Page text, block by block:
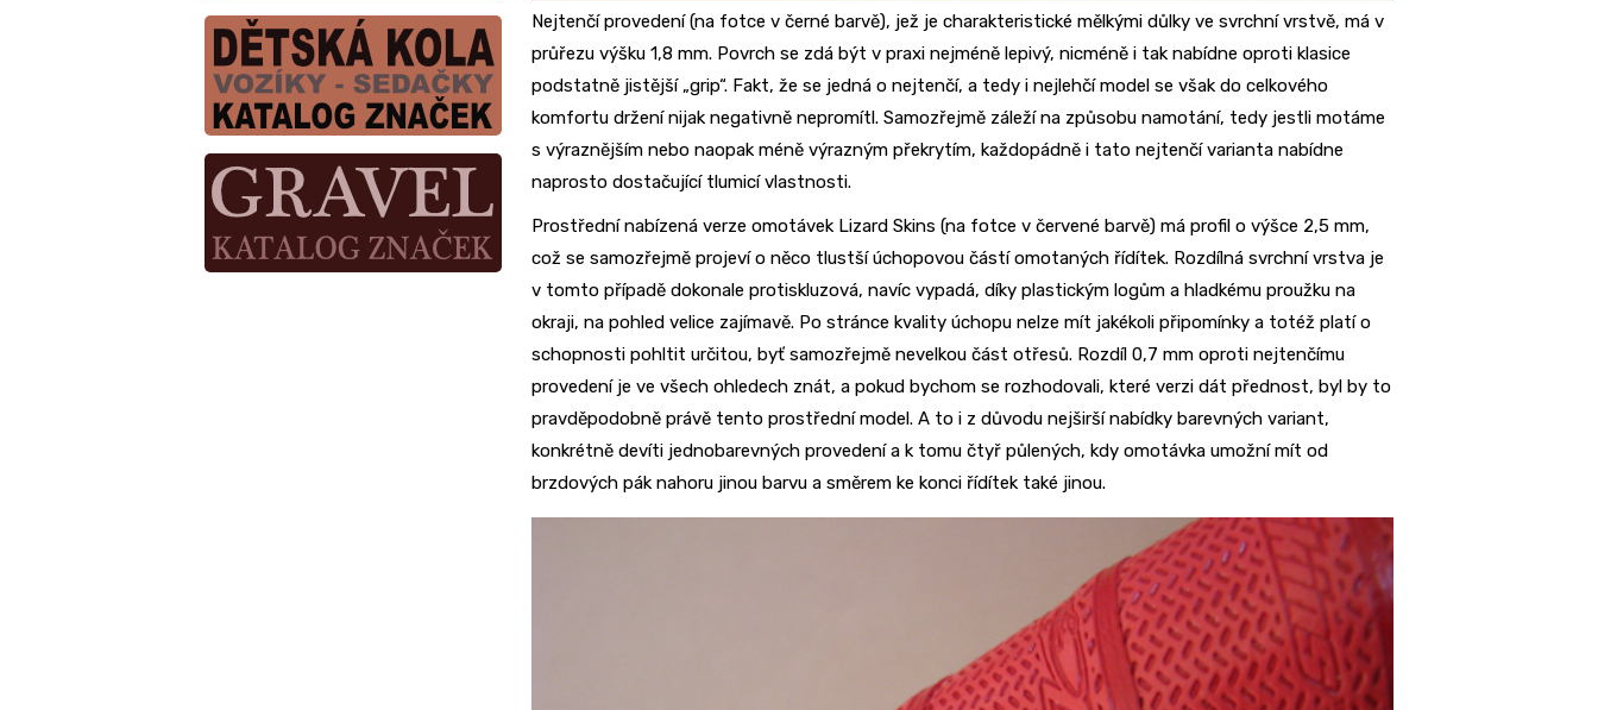
Nejtenčí provedení (na fotce v černé barvě), jež je charakteristické mělkými důlky ve svrchní vrstvě, má v
průřezu výšku 1,8 mm. Povrch se zdá být v praxi nejméně lepivý, nicméně i tak nabídne oproti klasice
podstatně jistější „grip“. Fakt, že se jedná o nejtenčí, a tedy i nejlehčí model se však do celkového
komfortu držení nijak negativně nepromítl. Samozřejmě záleží na způsobu namotání, tedy jestli motáme
s výraznějším nebo naopak méně výrazným překrytím, každopádně i tato nejtenčí varianta nabídne
naprosto dostačující tlumicí vlastnosti.
Prostřední nabízená verze omotávek Lizard Skins (na fotce v červené barvě) má profil o výšce 2,5 mm,
což se samozřejmě projeví o něco tlustší úchopovou částí omotaných řídítek. Rozdílná svrchní vrstva je
v tomto případě dokonale protiskluzová, navíc vypadá, díky plastickým logům a hladkému proužku na
okraji, na pohled velice zajímavě. Po stránce kvality úchopu nelze mít jakékoli připomínky a totéž platí o
schopnosti pohltit určitou, byť samozřejmě nevelkou část otřesů. Rozdíl 0,7 mm oproti nejtenčímu
provedení je ve všech ohledech znát, a pokud bychom se rozhodovali, které verzi dát přednost, byl by to
pravděpodobně právě tento prostřední model. A to i z důvodu nejširší nabídky barevných variant,
konkrétně devíti jednobarevných provedení a k tomu čtyř půlených, kdy omotávka umožní mít od
brzdových pák nahoru jinou barvu a směrem ke konci řídítek také jinou.